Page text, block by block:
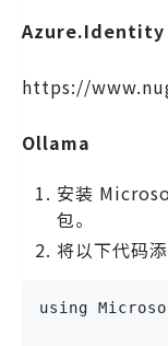
Azure.Identity
https://
Ollama
安装
包。
将以下代码
using